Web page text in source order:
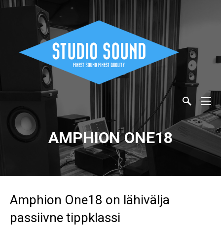
AMPHION ONE18
Amphion One18 on lähivälja
passiivne tippklassi